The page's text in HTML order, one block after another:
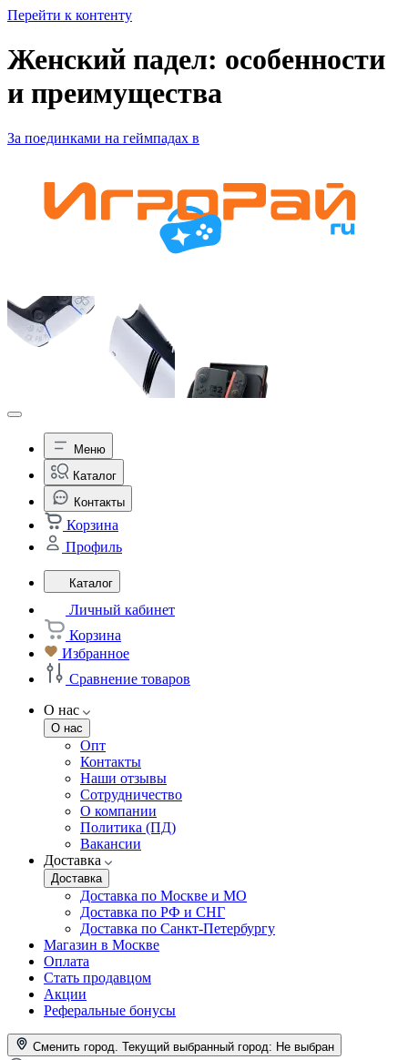
Перейти к контенту
Женский падел: особенности
и преимущества
За поединками на геймпадах в
Меню
Каталог
Контакты
Корзина
Профиль
Каталог
Личный кабинет
Корзина
Избранное
Сравнение товаров
О нас
О нас
Опт
Контакты
Наши отзывы
Сотрудничество
О компании
Политика (ПД)
Вакансии
Доставка
Доставка
Доставка по Москве и МО
Доставка по РФ и СНГ
Доставка по Санкт-Петербургу
Магазин в Москве
Оплата
Стать продавцом
Акции
Реферальные бонусы
Сменить город. Текущий выбранный город: Не выбран